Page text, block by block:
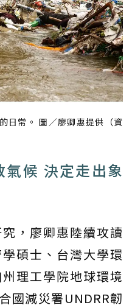
日常。 圖／廖卿惠提供（資
候 決定走出象
，廖卿惠陸續攻讀
碩士、台灣大學環
理工學院地球環境
國減災署UNDRR韌